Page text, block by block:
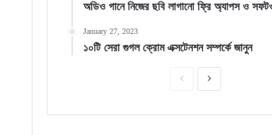
অডিও গানে নিজের ছবি লাগানো ফ্রি অ্যাপস ও
January 27, 2023
১০টি সেরা গুগল ক্রোম এক্সটেনশন সম্পর্কে জানুন
PreviousNext